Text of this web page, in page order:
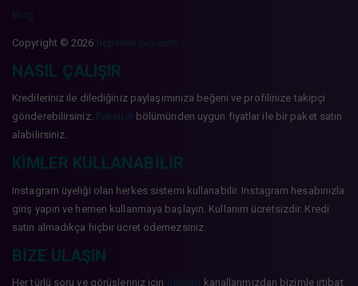
Blog
Copyright © 2026 hepsitakipci.com
NASIL ÇALIŞIR
Kredileriniz ile dilediğiniz paylaşımınıza beğeni ve profilinize takipçi
gönderebilirsiniz. Paketler bölümünden uygun fiyatlar ile bir paket satın
alabilirsiniz.
KIMLER KULLANABILIR
Instagram üyeliği olan herkes sistemi kullanabilir. Instagram hesabınızla
giriş yapın ve hemen kullanmaya başlayın. Kullanım ücretsizdir. Kredi
satın almadıkça hiçbir ücret ödemezsiniz.
BIZE ULAŞIN
Her türlü soru ve görüşleriniz için kanallarımızdan bizimle irtibat